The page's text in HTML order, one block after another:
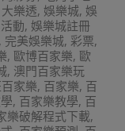
大樂透, 娛樂城, 娛
動, 娛樂城註冊
, 完美娛樂城, 彩票,
, 歐博百家樂, 歐
, 澳門百家樂玩
家樂, 百家樂, 百
, 百家樂教學, 百
樂破解程式下載,